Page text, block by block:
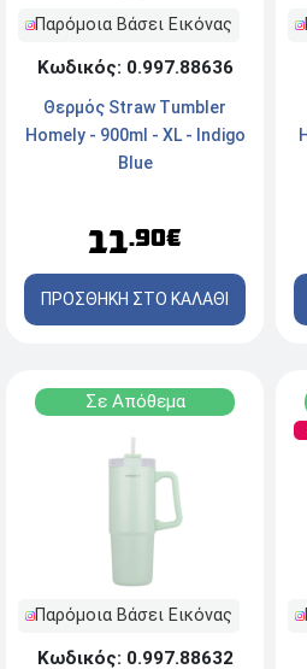
Παρόμοια Βάσει Εικόνας
Κωδικός: 0.997.88636
Θερμός Straw Tumbler
Homely - 900ml - XL - Indigo
Blue
11.90€
ΠΡΟΣΘΗΚΗ ΣΤΟ ΚΑΛΑΘΙ
Σε Απόθεμα
Παρόμοια Βάσει Εικόνας
Κωδικός: 0.997.88632